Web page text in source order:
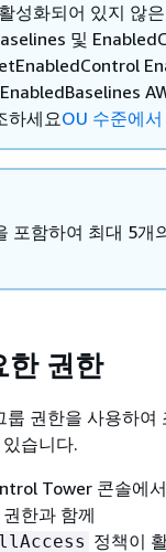
성화되어 있지 않
및
하세요OU 수준에
포함하여 최대 5개
한 권한
권한을 사용하
습니다.
Tower 콘솔에
한과 함께
정책이